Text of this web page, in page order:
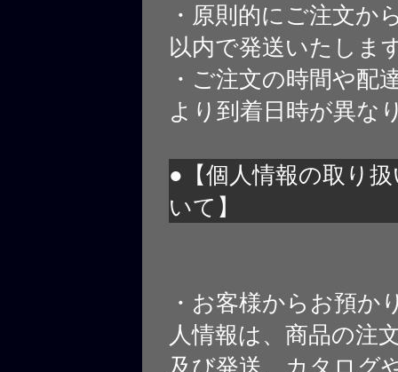
・原則的にご注文か
以内で発送いたしま
・ご注文の時間や配
より到着日時が異な
●【個人情報の取り
いて】
・お客様からお預か
人情報は、商品の注
及び発送、カタログ